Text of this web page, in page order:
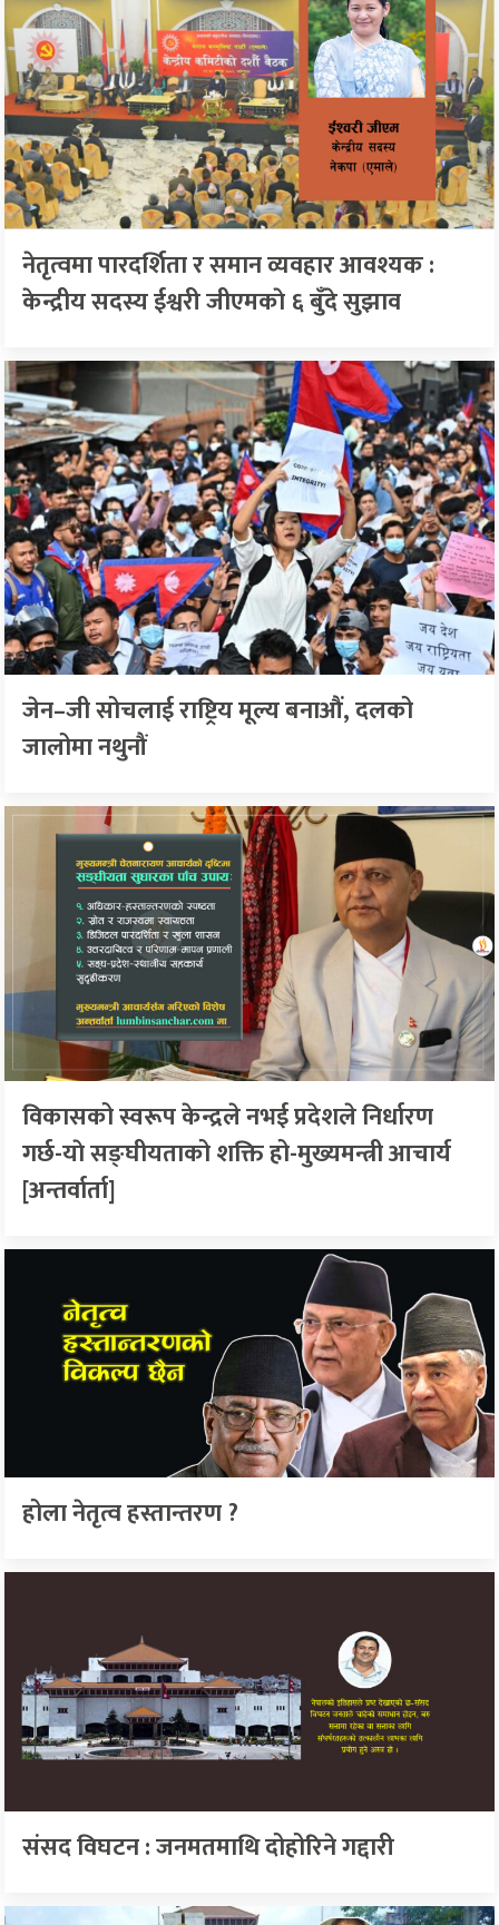
नेतृत्वमा पारदर्शिता र समान व्यवहार आवश्यक :
केन्द्रीय सदस्य ईश्वरी जीएमकाे ६ बुँदे सुझाव
जेन–जी सोचलाई राष्ट्रिय मूल्य बनाऔं, दलको
जालोमा नथुनौं
विकासको स्वरूप केन्द्रले नभई प्रदेशले निर्धारण
गर्छ-याे सङ्घीयताको शक्ति हो-मुख्यमन्त्री आचार्य
[अन्तर्वार्ता]
होला नेतृत्व हस्तान्तरण ?
संसद विघटन : जनमतमाथि दोहोरिने गद्दारी